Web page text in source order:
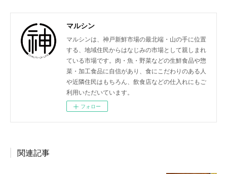
マルシン
マルシンは、神戸新鮮市場の最北端・山の手に位置
する、地域住民からはなじみの市場として親しまれ
ている市場です。肉・魚・野菜などの生鮮食品や惣
菜・加工食品に自信があり、食にこだわりのある人
や近隣住民はもちろん、飲食店などの仕入れにもご
利用いただいています。
フォロー
関連記事